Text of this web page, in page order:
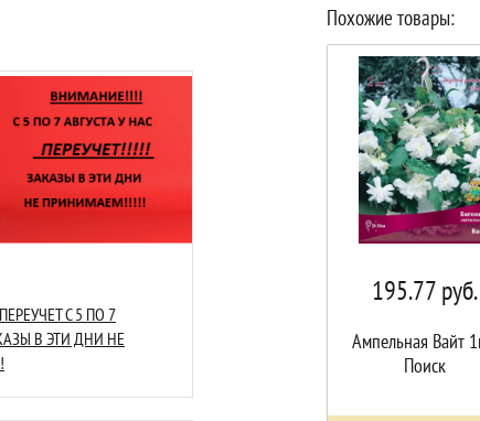
С 5 ПО 7
В ЭТИ ДНИ НЕ
Похожие товары:
195.77руб.
Ампельная Вайт
Поиск